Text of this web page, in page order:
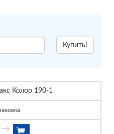
Купить!
Колор 190-1
→